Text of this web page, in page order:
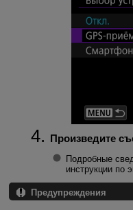
Произведите
Подробные
инструкции по
Предупреждения